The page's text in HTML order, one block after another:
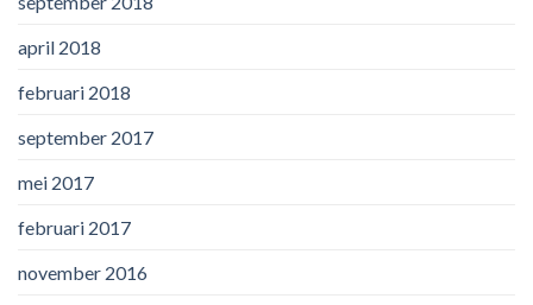
april 2018
februari 2018
september 2017
mei 2017
februari 2017
november 2016